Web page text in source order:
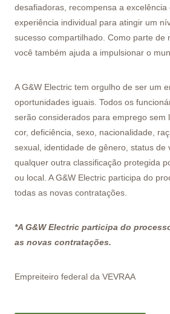
desafiadoras, recompensa a excelência
experiência individual para atingir um
sucesso compartilhado. Como parte de
você também ajuda a impulsionar o
A G&W Electric tem orgulho de ser um
oportunidades iguais. Todos os
serão considerados para emprego sem
cor, deficiência, sexo, nacionalidade,
sexual, identidade de gênero, status de
qualquer outra classificação protegida
ou local. A G&W Electric participa do
todas as novas contratações.
*A G&W Electric participa do
as novas contratações.
Empreiteiro federal da VEVRAA